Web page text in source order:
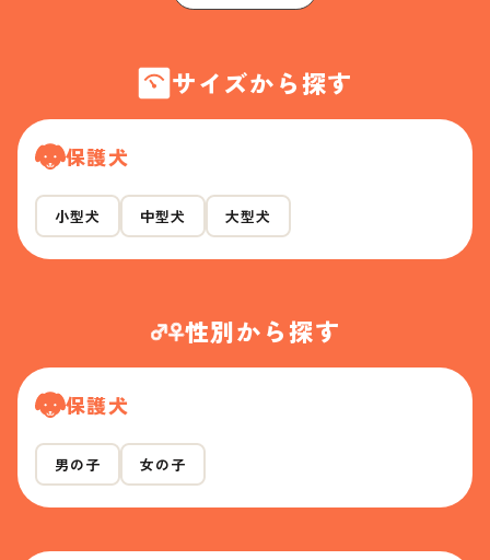
サイズから探す
保護犬
小型犬 中型犬 大型犬
性別から探す
保護犬
男の子 女の子